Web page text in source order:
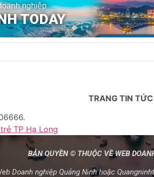
nghiệp
TODAY
TRANG TIN
TP Hạ Long
BẢN QUYỀN © THUỘC VỀ WEB
Doanh nghiệp Quảng Ninh hoặc